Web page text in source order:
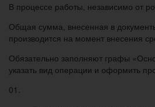
В процессе работы, независимо от
Общая сумма, внесенная в
производится на момент внесения
Обязательно заполняют графы
указать вид операции и оформить
01.